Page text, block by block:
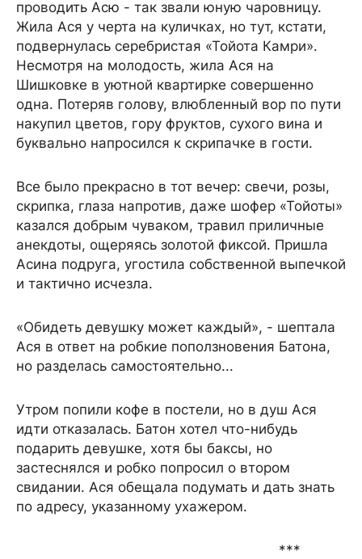
проводить Асю - так звали юную чаровницу.
Жила Ася у черта на куличках, но тут, кстати,
подвернулась серебристая «Тойота Камри».
Несмотря на молодость, жила Ася на
Шишковке в уютной квартирке совершенно
одна. Потеряв голову, влюбленный вор по пути
накупил цветов, гору фруктов, сухого вина и
буквально напросился к скрипачке в гости.
Все было прекрасно в тот вечер: свечи, розы,
скрипка, глаза напротив, даже шофер «Тойоты»
казался добрым чуваком, травил приличные
анекдоты, ощеряясь золотой фиксой. Пришла
Асина подруга, угостила собственной выпечкой
и тактично исчезла.
«Обидеть девушку может каждый», - шептала
Ася в ответ на робкие поползновения Батона,
но разделась самостоятельно...
Утром попили кофе в постели, но в душ Ася
идти отказалась. Батон хотел что-нибудь
подарить девушке, хотя бы баксы, но
застеснялся и робко попросил о втором
свидании. Ася обещала подумать и дать знать
по адресу, указанному ухажером.
***